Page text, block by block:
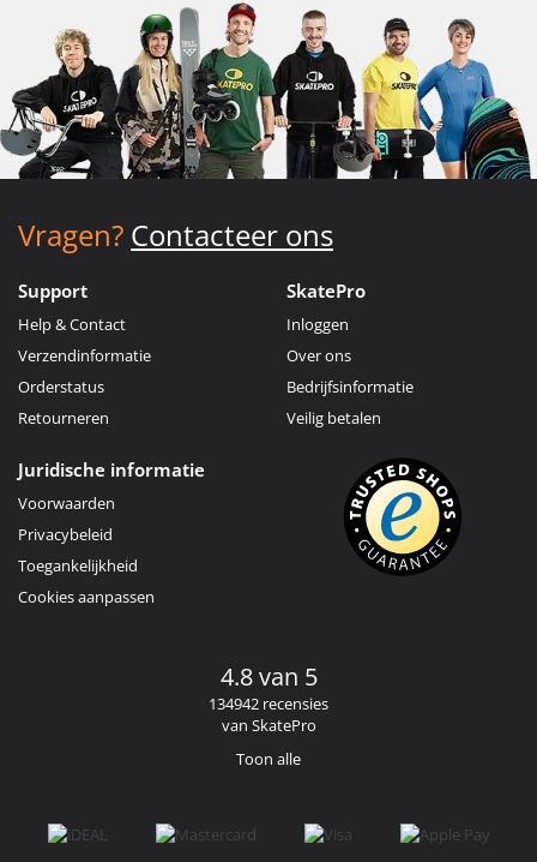
Vragen? Contacteer ons
Support
Help & Contact
Verzendinformatie
Orderstatus
Retourneren
SkatePro
Inloggen
Over ons
Bedrijfsinformatie
Veilig betalen
Juridische informatie
Voorwaarden
Privacybeleid
Toegankelijkheid
Cookies aanpassen
4.8 van 5
134942 recensies
van SkatePro
Toon alle